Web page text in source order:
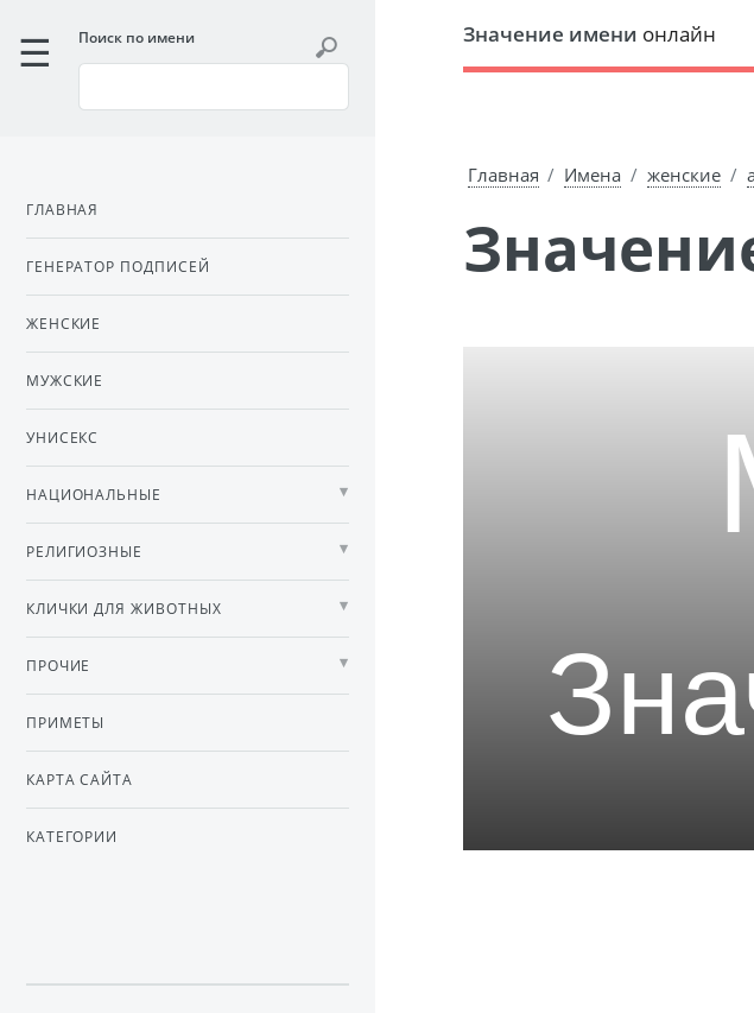
Значение имени онлайн
Главная Имена женские
Поиск по имени
ГЛАВНАЯ
ГЕНЕРАТОР ПОДПИСЕЙ
ЖЕНСКИЕ
МУЖСКИЕ
УНИСЕКС
НАЦИОНАЛЬНЫЕ
РЕЛИГИОЗНЫЕ
КЛИЧКИ ДЛЯ ЖИВОТНЫХ
ПРОЧИЕ
ПРИМЕТЫ
КАРТА САЙТА
КАТЕГОРИИ